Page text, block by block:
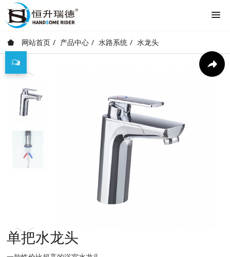
网站首页 产品中心 水路系统 水龙头
单把水龙头